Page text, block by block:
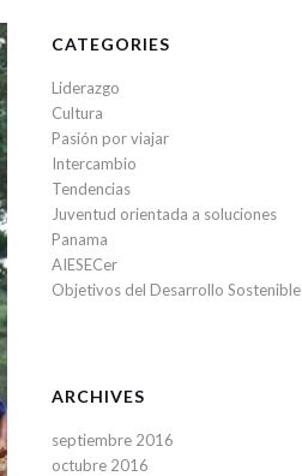
CATEGORIES
Liderazgo
Cultura
Pasión por viajar
Intercambio
Tendencias
Juventud orientada a soluciones
Panama
AIESECer
Objetivos del Desarrollo Sostenible
ARCHIVES
septiembre 2016
octubre 2016